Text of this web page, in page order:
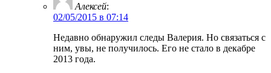
Алексей:
02/05/2015 в 07:14
Недавно обнаружил следы Валерия. Но связаться с
ним, увы, не получилось. Его не стало в декабре
2013 года.